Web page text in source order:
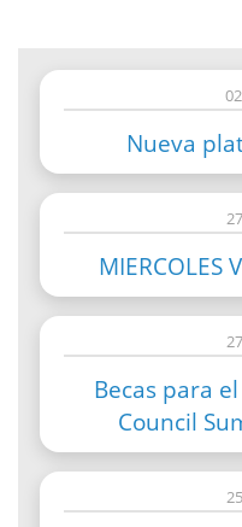
Nueva
MIERCOLES
Becas para
Council